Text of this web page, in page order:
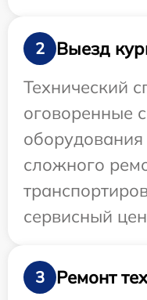
2
Выезд
Технический
оговоренные
сложного
сервисный
3 Ремонт